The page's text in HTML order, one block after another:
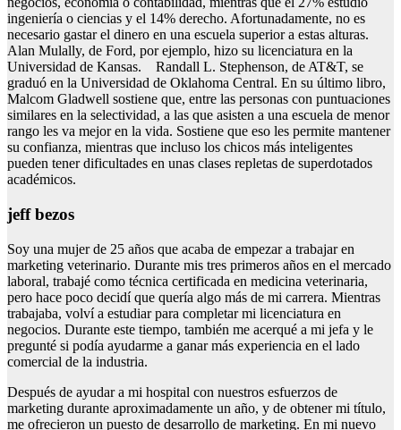
ingeniería o ciencias y el 14% derecho. Afortunadamente, no es
necesario gastar el dinero en una escuela superior a estas alturas.
Alan Mulally, de Ford, por ejemplo, hizo su licenciatura en la
Universidad de Kansas. Randall L. Stephenson, de AT&T, se
graduó en la Universidad de Oklahoma Central. En su último libro,
Malcom Gladwell sostiene que, entre las personas con puntuaciones
similares en la selectividad, a las que asisten a una escuela de menor
rango les va mejor en la vida. Sostiene que eso les permite mantener
su confianza, mientras que incluso los chicos más inteligentes
pueden tener dificultades en unas clases repletas de superdotados
académicos.
jeff bezos
Soy una mujer de 25 años que acaba de empezar a trabajar en
marketing veterinario. Durante mis tres primeros años en el mercado
laboral, trabajé como técnica certificada en medicina veterinaria,
pero hace poco decidí que quería algo más de mi carrera. Mientras
trabajaba, volví a estudiar para completar mi licenciatura en
negocios. Durante este tiempo, también me acerqué a mi jefa y le
pregunté si podía ayudarme a ganar más experiencia en el lado
comercial de la industria.
Después de ayudar a mi hospital con nuestros esfuerzos de
marketing durante aproximadamente un año, y de obtener mi título,
me ofrecieron un puesto de desarrollo de marketing. En mi nuevo